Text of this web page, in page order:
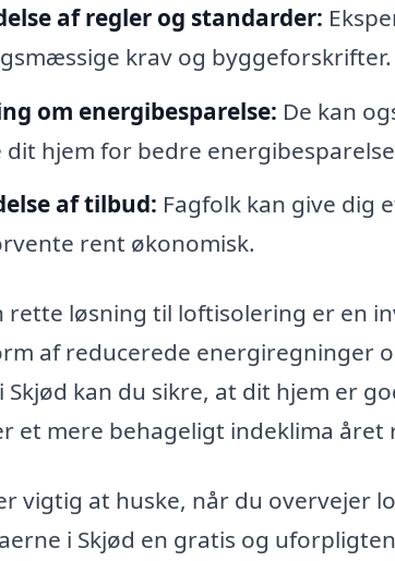
af regler og standarder:
krav og byggeforskrifter.
om energibesparelse: De kan
hjem for bedre
af tilbud: Fagfolk kan give dig
rent økonomisk.
løsning til loftisolering er en
af reducerede energiregninger
kan du sikre, at dit hjem er
et mere behageligt indeklima året
vigtig at huske, når du overvejer
i Skjød en gratis og